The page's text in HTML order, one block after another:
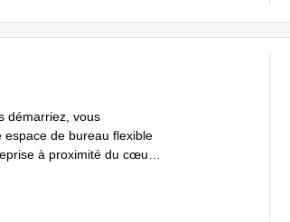
démarriez, vous
de bureau flexible
à proximité du cœur